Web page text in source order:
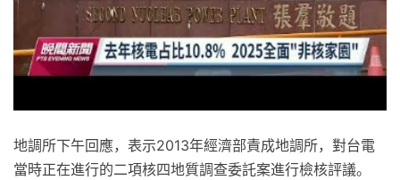
地調所下午回應，表示2013年經濟部責成地調所，對台電
當時正在進行的二項核四地質調查委託案進行檢核評議。